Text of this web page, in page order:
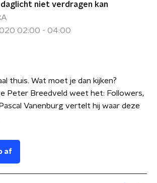
niet verdragen kan
02:00 - 04:00
thuis. Wat moet je dan kijken?
Peter Breedveld weet het: Followers,
Vanenburg vertelt hij waar deze
af